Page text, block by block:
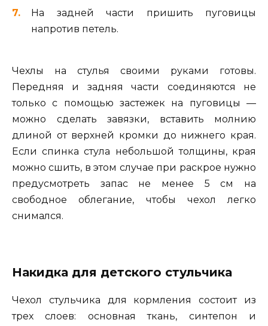
На задней части пришить пуговицы
напротив петель.
Чехлы на стулья своими руками готовы.
Передняя и задняя части соединяются не
только с помощью застежек на пуговицы —
можно сделать завязки, вставить молнию
длиной от верхней кромки до нижнего края.
Если спинка стула небольшой толщины, края
можно сшить, в этом случае при раскрое нужно
предусмотреть запас не менее 5 см на
свободное облегание, чтобы чехол легко
снимался.
Накидка для детского стульчика
Чехол стульчика для кормления состоит из
трех слоев: основная ткань, синтепон и